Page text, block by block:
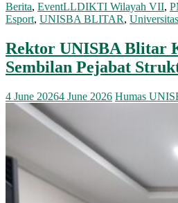
Berita, EventLLDIKTI Wilayah VII,
Esport, UNISBA BLITAR,
Rektor UNISBA Blitar
Sembilan Pejabat
4 June 20264 June 2026 Humas